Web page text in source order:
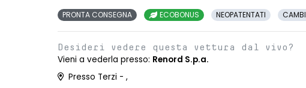
PRONTA CONSEGNA ECOBONUS NEOPATENTATI
Desideri vedere questa vettura dal vivo?
Vieni a vederla presso: Renord S.p.a.
Presso Terzi - ,